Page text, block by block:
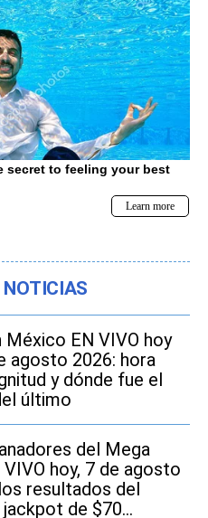
EN VIVO hoy
agosto 2026: hora
y dónde fue el
último
del Mega
hoy, 7 de agosto
resultados del
de $70